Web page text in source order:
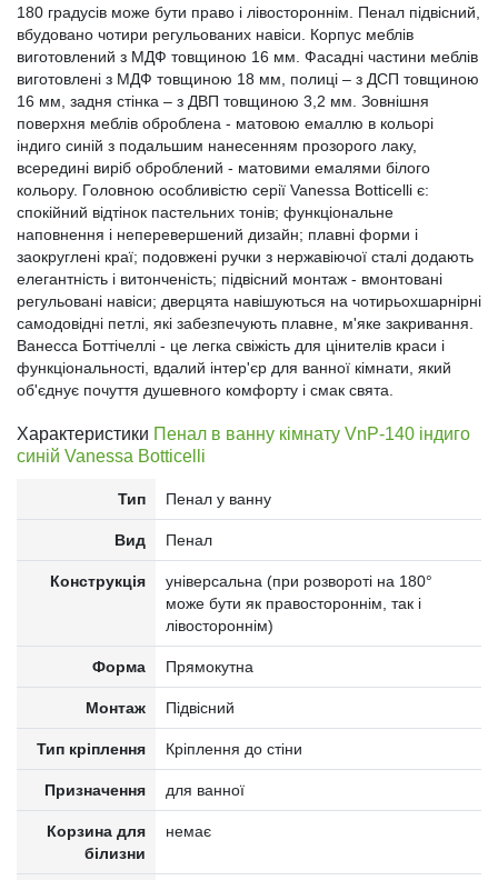
180 градусів може бути право і лівостороннім. Пенал підвісний,
вбудовано чотири регульованих навіси. Корпус меблів
виготовлений з МДФ товщиною 16 мм. Фасадні частини меблів
виготовлені з МДФ товщиною 18 мм, полиці – з ДСП товщиною
16 мм, задня стінка – з ДВП товщиною 3,2 мм. Зовнішня
поверхня меблів оброблена - матовою емаллю в кольорі
індиго синій з подальшим нанесенням прозорого лаку,
всередині виріб оброблений - матовими емалями білого
кольору. Головною особливістю серії Vanessa Botticelli є:
спокійний відтінок пастельних тонів; функціональне
наповнення і неперевершений дизайн; плавні форми і
заокруглені краї; подовжені ручки з нержавіючої сталі додають
елегантність і витонченість; підвісний монтаж - вмонтовані
регульовані навіси; дверцята навішуються на чотирьохшарнірні
самодовідні петлі, які забезпечують плавне, м'яке закривання.
Ванесса Боттічеллі - це легка свіжість для цінителів краси і
функціональності, вдалий інтер'єр для ванної кімнати, який
об'єднує почуття душевного комфорту і смак свята.
Характеристики Пенал в ванну кімнату VnP-140 індиго
синій Vanessa Botticelli
Тип Пенал у ванну
Вид Пенал
Конструкція
універсальна (при розвороті на 180°
може бути як правостороннім, так і
лівостороннім)
Форма Прямокутна
Монтаж Підвісний
Тип кріплення Кріплення до стіни
Призначення для ванної
Корзина для
білизни
немає